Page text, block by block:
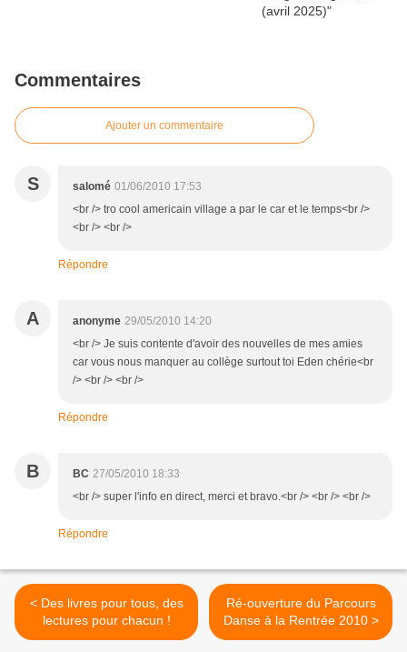
Commentaires
Ajouter un commentaire
S salomé 01/06/2010 17:53
<br /> tro cool americain village a par le car et le temps<br />
<br /> <br />
Répondre
A anonyme 29/05/2010 14:20
<br /> Je suis contente d'avoir des nouvelles de mes amies
car vous nous manquer au collège surtout toi Eden chérie<br
/> <br /> <br />
Répondre
B BC 27/05/2010 18:33
<br /> super l'info en direct, merci et bravo.<br /> <br /> <br />
Répondre
< Des livres pour tous, des
lectures pour chacun !
Ré-ouverture du Parcours
Danse à la Rentrée 2010 >